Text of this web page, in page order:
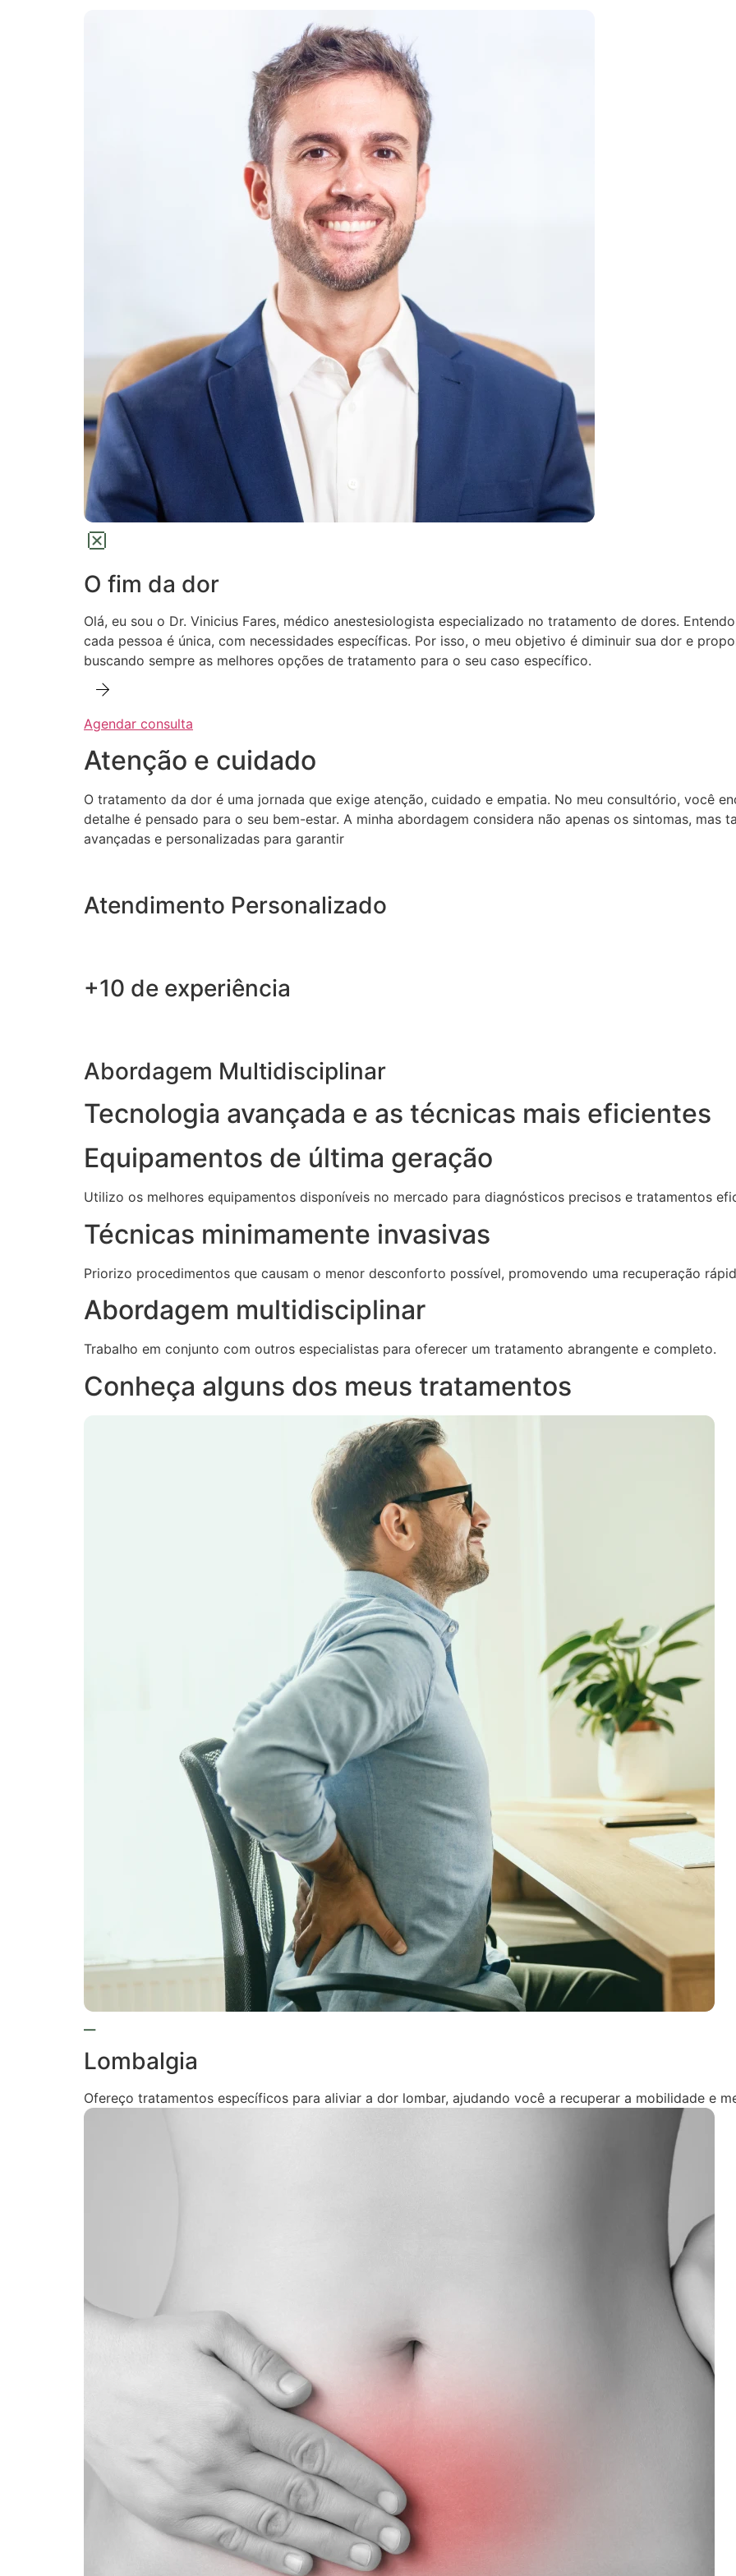
O fim da dor
Olá, eu sou o Dr. Vinicius Fares, médico anestesiologista especializado no tratamento de dores.
cada pessoa é única, com necessidades específicas. Por isso, o meu objetivo é diminuir sua dor e
buscando sempre as melhores opções de tratamento para o seu caso específico.
Agendar consulta
Atenção e cuidado
O tratamento da dor é uma jornada que exige atenção, cuidado e empatia. No meu consultório, você
detalhe é pensado para o seu bem-estar. A minha abordagem considera não apenas os sintomas, mas
avançadas e personalizadas para garantir
Atendimento Personalizado
+10 de experiência
Abordagem Multidisciplinar
Tecnologia avançada e as técnicas mais eficientes
Equipamentos de última geração
Utilizo os melhores equipamentos disponíveis no mercado para diagnósticos precisos e tratamentos
Técnicas minimamente invasivas
Priorizo procedimentos que causam o menor desconforto possível, promovendo uma recuperação
Abordagem multidisciplinar
Trabalho em conjunto com outros especialistas para oferecer um tratamento abrangente e completo.
Conheça alguns dos meus tratamentos
Lombalgia
Ofereço tratamentos específicos para aliviar a dor lombar, ajudando você a recuperar a mobilidade e